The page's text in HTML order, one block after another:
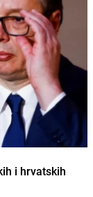
i hrvatskih